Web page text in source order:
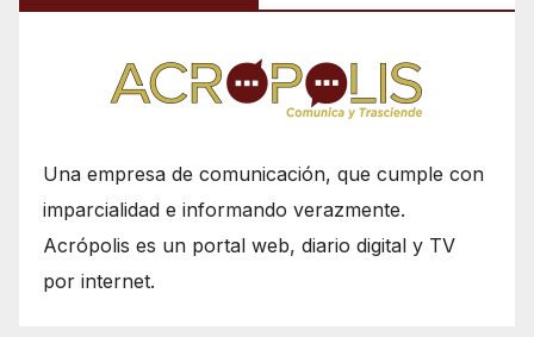
Una empresa de comunicación, que cumple con
imparcialidad e informando verazmente.
Acrópolis es un portal web, diario digital y TV
por internet.